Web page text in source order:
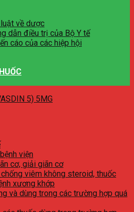
về dược
dẫn điều trị của Bộ Y tế
cáo của các hiệp hội
viện
cơ, giải giãn cơ
viêm không steroid, thuốc
xương khớp
và dùng trong các trường hợp quá